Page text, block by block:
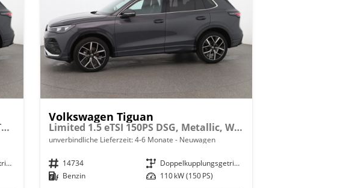
Trend Limited 1.5 eTSI 130PS DSG/AUTOMATIK, 17" Alu, ACC-Tempomat, LED-Scheinwerfer, Parksensoren vo/hi, Rückfahrkamera, Digital Cockpit Pro, Radio Ready2Discover 12,9" + App-Connect, Climatronic, M-Lederlenkrad, Dachreling
Doppelkupplungsgetriebe (DSG)
Volkswagen Tiguan
Limited 1.5 eTSI 150PS DSG, Metallic, Winterpaket, 17" Alu, LED-Scheinwerfer PLUS, Keyless, Elektr. Heckklappe, Alarm, Akustik-Fenster, Privacy, Park Assist, Parksensoren vo/hi, 360°-Kamera, Digital Cockpit Pro, Radio Ready2Discover 12,9"+App-Connect
unverbindliche Lieferzeit: 4-6 Monate Neuwagen
Fahrzeugnr. 14734 Getriebe
Doppelkupplungsgetriebe (DSG)
Kraftstoff Benzin Leistung 110 kW (150 PS)